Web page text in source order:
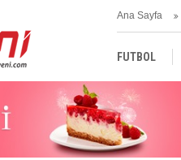
Ana Sayfa
FUTBOL
TÜRKİYE